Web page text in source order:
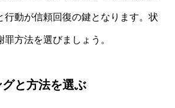
行動が信頼回復の鍵となります。状
方法を選びましょう。
と方法を選ぶ